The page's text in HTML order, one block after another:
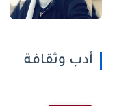
أدب وثقافة